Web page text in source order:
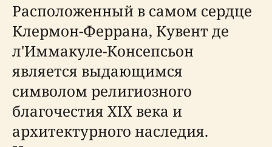
Расположенный в самом сердце
Клермон-Феррана, Кувент де
л'Иммакуле-Консепсьон
является выдающимся
символом религиозного
благочестия XIX века и
архитектурного наследия.